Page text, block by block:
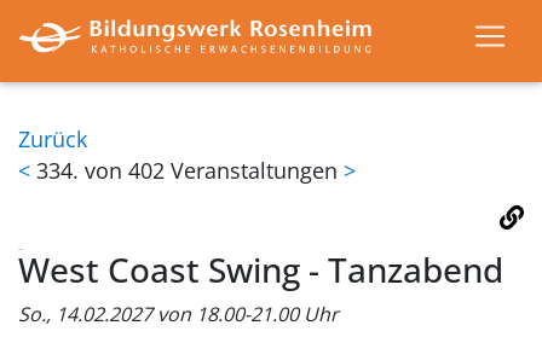
Zurück
< 334. von 402 Veranstaltungen >
West Coast Swing - Tanzabend
So., 14.02.2027 von 18.00-21.00 Uhr